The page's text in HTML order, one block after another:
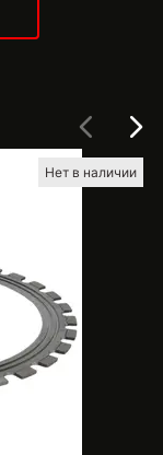
Нет в наличии